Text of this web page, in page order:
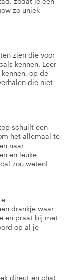
zo uniek
zien die voor
kennen. Leer
op de
die niet
schuilt een
het allemaal te
naar
en leuke
zou weten!
drankje waar
en praat bij met
op al je
direct en chat